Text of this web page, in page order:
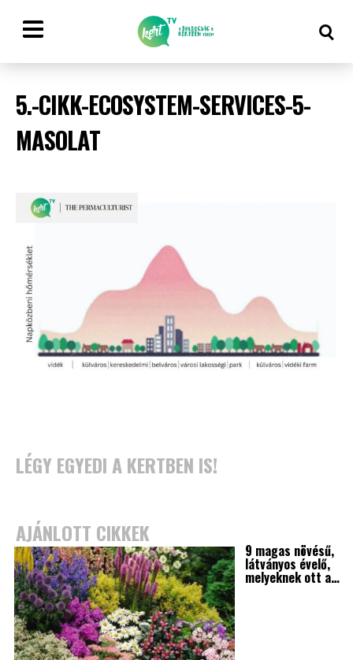
5.-CIKK-ECOSYSTEM-SERVICES-5-
MASOLAT
LÉGY EGYEDI A KERTBEN IS!
AJÁNLOTT CIKKEK
9 magas növésű,
látványos évelő,
melyeknek ott a…